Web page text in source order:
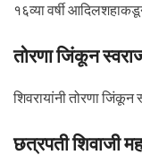
१६व्या वर्षी
तोरणा जिंकून
शिवरायांनी तोरणा
छत्रपती शिवाजी